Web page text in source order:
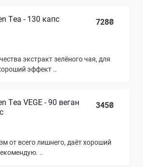
Tea - 130 капс 728₴
экстракт зелёного чая, для
эффект ..
Tea VEGE - 90 веган
345₴
от всего лишнего, даёт хороший
..